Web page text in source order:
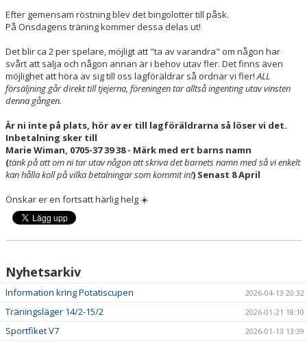
Efter gemensam röstning blev det bingolotter till påsk.
På Onsdagens träning kommer dessa delas ut!
Det blir ca 2 per spelare, möjligt att "ta av varandra" om någon har
svårt att sälja och någon annan är i behov utav fler. Det finns även
möjlighet att höra av sig till oss lagföräldrar så ordnar vi fler!ALL
försäljning går direkt till tjejerna, föreningen tar alltså ingenting utav vinsten
denna gången.
Är ni inte på plats, hör av er till lagföräldrarna så löser vi det.
Inbetalning sker till
Marie Wiman, 0705-37 39 38 - Märk med ert barns namn
(tänk på att om ni tar utav någon att skriva det barnets namn med så vi enkelt
kan hålla koll på vilka betalningar som kommit in!) Senast 8 April
Önskar er en fortsatt härlig helg ☀️
Nyhetsarkiv
Information kring Potatiscupen 2026-04-13 20:32
Träningsläger 14/2-15/2 2026-01-21 18:10
Sportfiket V7 2026-01-13 13:39